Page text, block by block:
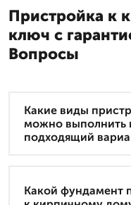
Пристройка к
ключ с
Вопросы
Какие виды
можно выполнить
подходящий
Какой фундамент